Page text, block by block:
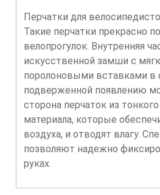
Перчатки для
Такие перчатки прекрасно
велопрогулок. Внутренняя
искусственной замши с
поролоновыми вставками в
подверженной появлению
сторона перчаток из
материала, которые
воздуха, и отводят влагу.
позволяют надежно
руках.